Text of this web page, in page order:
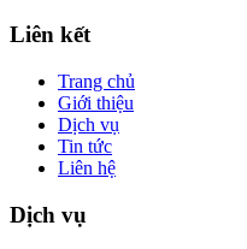
Liên kết
Trang chủ
Giới thiệu
Dịch vụ
Tin tức
Liên hệ
Dịch vụ